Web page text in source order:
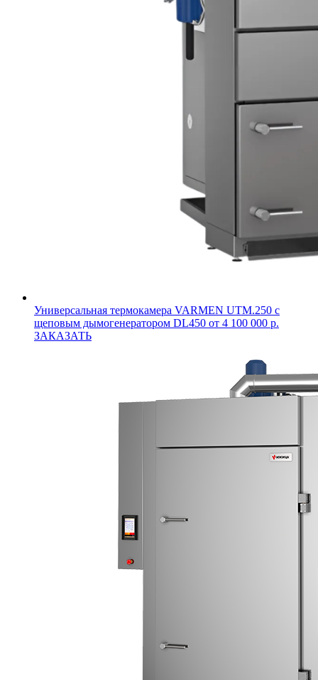
Универсальная термокамера VARMEN UTM.250 с
щеповым дымогенератором DL450 от 4 100 000 р.
ЗАКАЗАТЬ